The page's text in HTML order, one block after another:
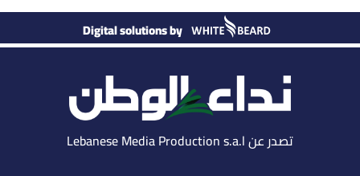
Digital solutions by
تصدر عن Lebanese Media Production s.a.l